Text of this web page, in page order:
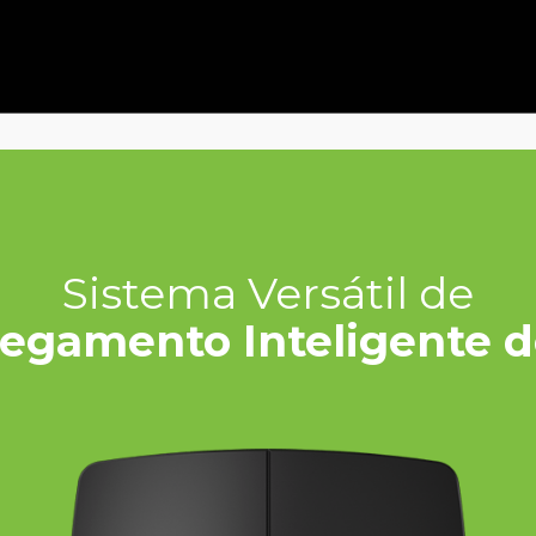
Sistema Versátil de
Inteligente